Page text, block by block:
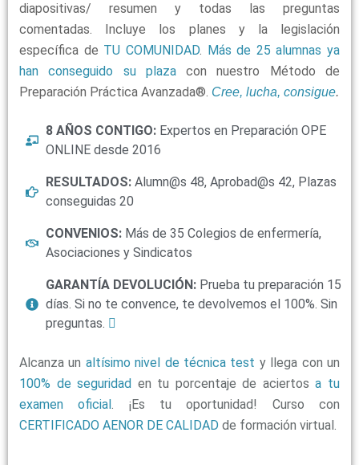
diapositivas/ resumen y todas las preguntas
comentadas. Incluye los planes y la legislación
específica de TU COMUNIDAD. Más de 25 alumnas ya
han conseguido su plazacon nuestro Método de
Preparación Práctica Avanzada®. Cree, lucha, consigue.
8 AÑOS CONTIGO: Expertos en Preparación OPE
ONLINE desde 2016
RESULTADOS: Alumn@s 48, Aprobad@s 42, Plazas
conseguidas 20
CONVENIOS: Más de 35 Colegios de enfermería,
Asociaciones y Sindicatos
GARANTÍA DEVOLUCIÓN: Prueba tu preparación 15
días. Si no te convence, te devolvemos el 100%. Sin
preguntas.
Alcanza un altísimo nivel de técnica test y llega con un
100% de seguridad en tu porcentaje de aciertos a tu
examen oficial. ¡Es tu oportunidad! Curso con
CERTIFICADO AENOR DE CALIDAD de formación virtual.